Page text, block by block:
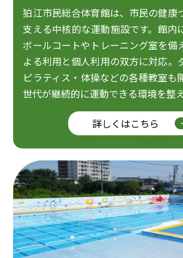
狛江市民総合体育館は、市民の健康
支える中核的な運動施設です。館内
ボールコートやトレーニング室を備
よる利用と個人利用の双方に対応。
ピラティス・体操などの各種教室も
世代が継続的に運動できる環境を整え
詳しくはこちら